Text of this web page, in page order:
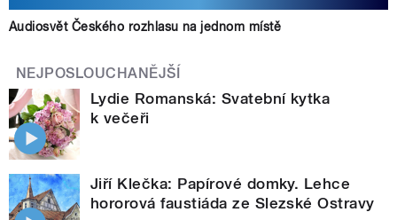
Audiosvět Českého rozhlasu na jednom místě
NEJPOSLOUCHANĚJŠÍ
Lydie Romanská: Svatební kytka
k večeři
Jiří Klečka: Papírové domky. Lehce
hororová faustiáda ze Slezské Ostravy